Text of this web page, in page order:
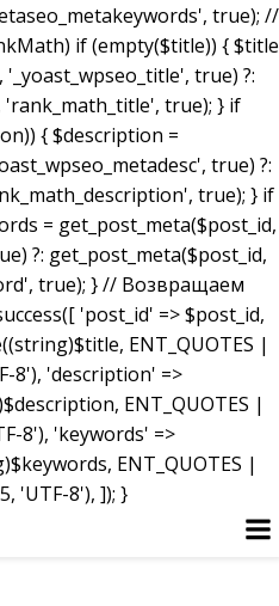
true); //
if (empty($title)) { $title
true) ?:
'rank_math_title', true); } if
{ $description =
true) ?:
true); } if
= get_post_meta($post_id,
?: get_post_meta($post_id,
true); } // Возвращаем
'post_id' => $post_id,
ENT_QUOTES |
8'), 'description' =>
ENT_QUOTES |
8'), 'keywords' =>
ENT_QUOTES |
'UTF-8'), ]); }